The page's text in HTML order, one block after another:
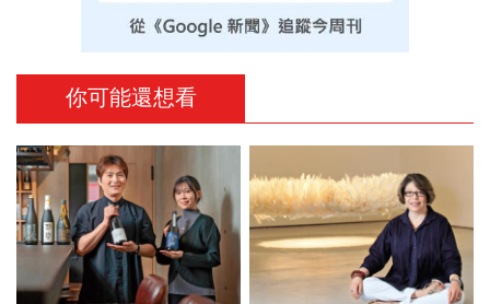
你可能還想看